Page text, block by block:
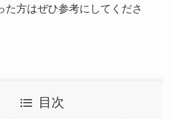
た方はぜひ参考にしてくださ
目次